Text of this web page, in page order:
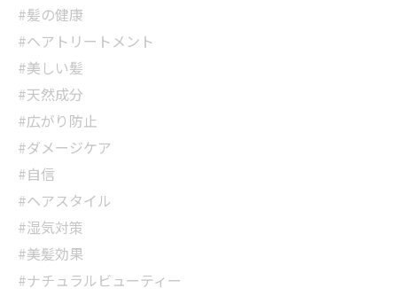
#髪の健康
#ヘアトリートメント
#美しい髪
#天然成分
#広がり防止
#ダメージケア
#自信
#ヘアスタイル
#湿気対策
#美髪効果
#ナチュラルビューティー